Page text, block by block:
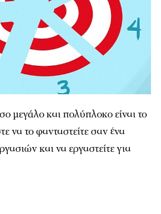
μεγάλο και πολύπλοκο είναι το
να το φανταστείτε σαν ένα
και να εργαστείτε για